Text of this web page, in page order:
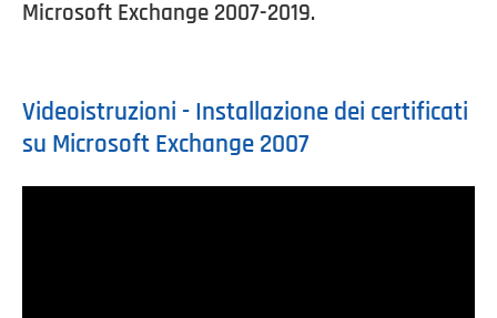
Microsoft Exchange 2007-2019.
Videoistruzioni - Installazione dei certificati
su Microsoft Exchange 2007